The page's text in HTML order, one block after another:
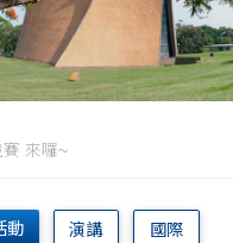
來囉~
動 演講 國際